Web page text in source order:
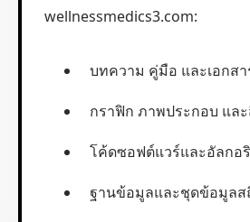
wellnessmedics3.com:
บทความ คู่มือ และเอกส
กราฟิก ภาพประกอบ แล
โค้ดซอฟต์แวร์และอัลกอ
ฐานข้อมูลและชุดข้อมูลส